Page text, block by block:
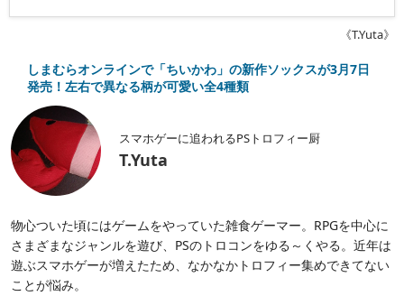
《T.Yuta》
しまむらオンラインで「ちいかわ」の新作ソックスが3月7日
発売！左右で異なる柄が可愛い全4種類
スマホゲーに追われるPSトロフィー厨
T.Yuta
物心ついた頃にはゲームをやっていた雑食ゲーマー。RPGを中心に
さまざまなジャンルを遊び、PSのトロコンをゆる～くやる。近年は
遊ぶスマホゲーが増えたため、なかなかトロフィー集めできてない
ことが悩み。